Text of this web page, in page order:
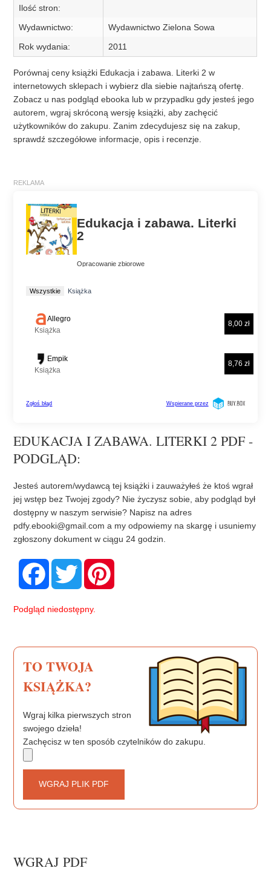
Ilość stron:
Wydawnictwo:
Wydawnictwo Zielona Sowa
Rok wydania:
2011
Porównaj ceny książki Edukacja i zabawa. Literki 2 w
internetowych sklepach i wybierz dla siebie najtańszą ofertę.
Zobacz u nas podgląd ebooka lub w przypadku gdy jesteś jego
autorem, wgraj skróconą wersję książki, aby zachęcić
użytkowników do zakupu. Zanim zdecydujesz się na zakup,
sprawdź szczegółowe informacje, opis i recenzje.
EDUKACJA I ZABAWA. LITERKI 2 PDF -
PODGLĄD:
Jesteś autorem/wydawcą tej książki i zauważyłeś że ktoś wgrał
jej wstęp bez Twojej zgody? Nie życzysz sobie, aby podgląd był
dostępny w naszym serwisie? Napisz na adres
pdfy.ebooki@gmail.com a my odpowiemy na skargę i usuniemy
zgłoszony dokument w ciągu 24 godzin.
F
o
T
w
e
Podgląd niedostępny.
TO TWOJA
KSIĄŻKA?
Wgraj kilka pierwszych stron
swojego dzieła!
Zachęcisz w ten sposób czytelników do zakupu.
WGRAJ PLIK PDF
WGRAJ PDF